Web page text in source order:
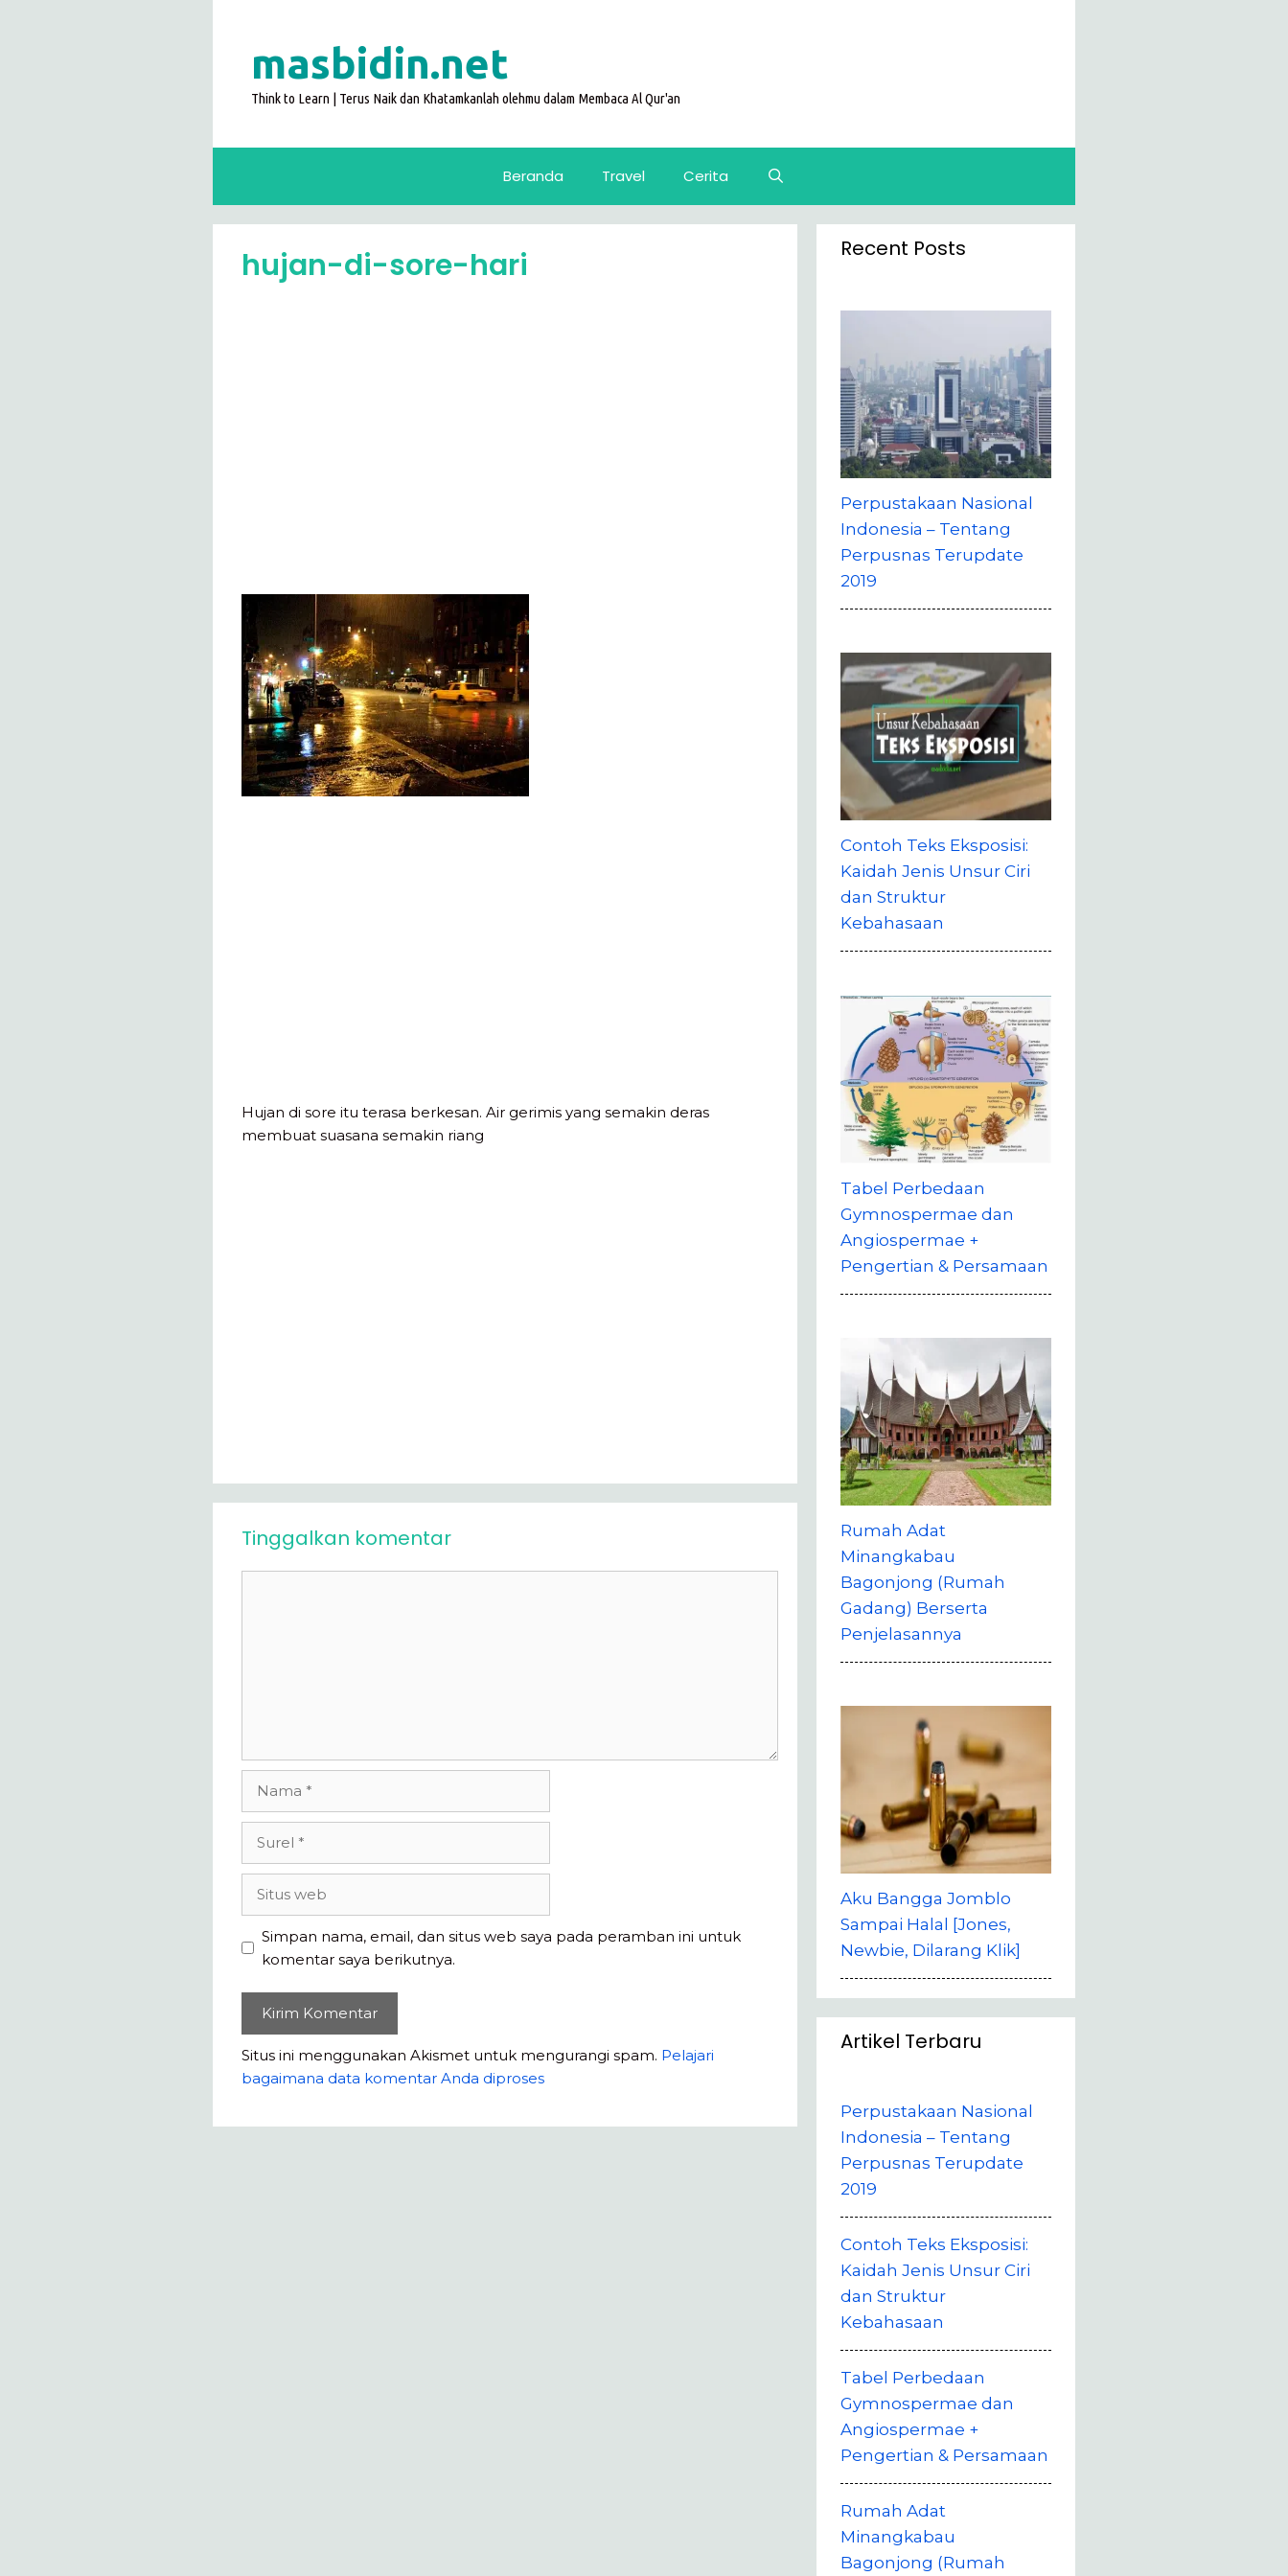
masbidin.net
Think to Learn | Terus Naik dan Khatamkanlah olehmu dalam Membaca Al Qur'an
Beranda Travel Cerita
hujan-di-sore-hari
Hujan di sore itu terasa berkesan. Air gerimis yang semakin deras
membuat suasana semakin riang
Tinggalkan komentar
Simpan nama, email, dan situs web saya pada peramban ini untuk
komentar saya berikutnya.
Situs ini menggunakan Akismet untuk mengurangi spam. Pelajari
bagaimana data komentar Anda diproses
Recent Posts
Perpustakaan Nasional
Indonesia – Tentang
Perpusnas Terupdate
2019
Contoh Teks Eksposisi:
Kaidah Jenis Unsur Ciri
dan Struktur
Kebahasaan
Tabel Perbedaan
Gymnospermae dan
Angiospermae +
Pengertian & Persamaan
Rumah Adat
Minangkabau
Bagonjong (Rumah
Gadang) Berserta
Penjelasannya
Aku Bangga Jomblo
Sampai Halal [Jones,
Newbie, Dilarang Klik]
Artikel Terbaru
Perpustakaan Nasional
Indonesia – Tentang
Perpusnas Terupdate
2019
Contoh Teks Eksposisi:
Kaidah Jenis Unsur Ciri
dan Struktur
Kebahasaan
Tabel Perbedaan
Gymnospermae dan
Angiospermae +
Pengertian & Persamaan
Rumah Adat
Minangkabau
Bagonjong (Rumah